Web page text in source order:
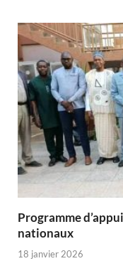
Programme
nationaux
18 janvier 2026